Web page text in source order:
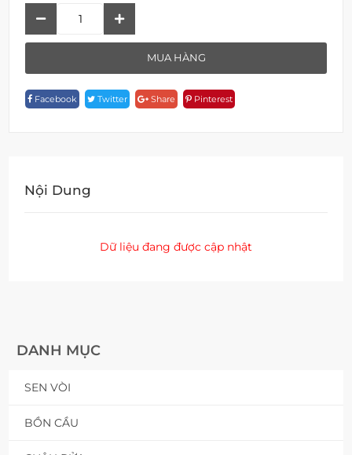
DANH MỤC
SEN VÒI
BỒN CẦU
MUA HÀNG
Facebook Twitter Share Pinterest
Nội Dung
Dữ liệu đang được cập nhật